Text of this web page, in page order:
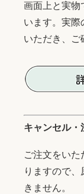
画面上と実物
います。実際
いただき、ご
キャンセル・
ご注文をいた
りますので
きません。